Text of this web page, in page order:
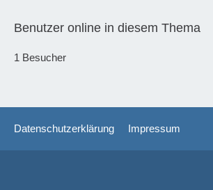
Benutzer online in diesem Thema
1 Besucher
Datenschutzerklärung Impressum